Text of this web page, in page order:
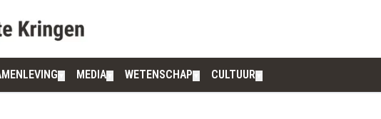
MEDIA WETENSCHAP CULTUUR